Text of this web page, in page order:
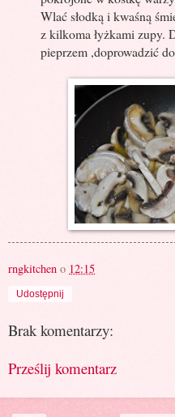
Wlać słodką i kwaśną
z kilkoma łyżkami zupy.
pieprzem ,doprowadzić
rngkitchen o 12:15
Udostępnij
Brak komentarzy:
Prześlij komentarz